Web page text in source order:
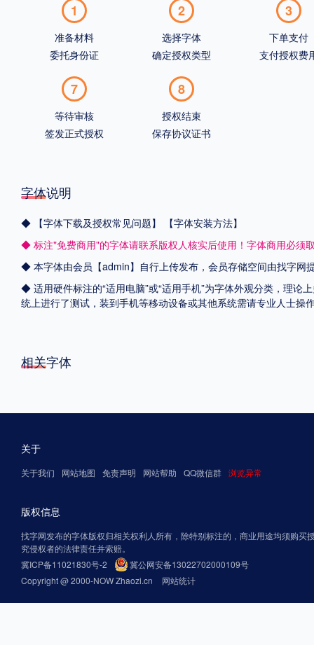
1
准备材料
委托身份证
2
选择字体
确定授权类型
3
下单支付
支付授权费
7
等待审核
签发正式授权
8
授权结束
保存协议证书
字体说明
◆ 【字体下载及授权常见问题】
【字体安装方法】
◆ 标注"免费商用"的字体请联系版权人核实后使用！字体商用必须
◆ 本字体由会员【admin】自行上传发布，会员存储空间由找字网
◆ 适用硬件标注的“适用电脑”或“适用手机”为字体外观分类，理论
统上进行了测试，装到手机等移动设备或其他系统需请专业人士
相关字体
关于
关于我们 网站地图 免责声明 网站帮助 QQ微信群 浏览异常
版权信息
找字网发布的字体版权归相关权利人所有，除特别标注的，商业用途均须购买
究侵权者的法律责任并索赔。
冀ICP备11021830号-2
冀公网安备13022702000109号
Copyright @ 2000-NOW Zhaozi.cn
网站统计